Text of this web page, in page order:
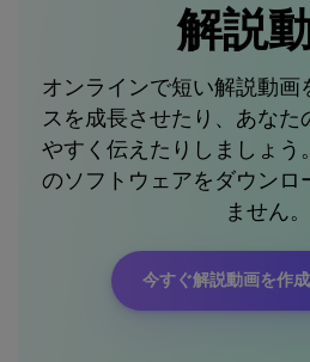
解説
オンラインで短い解説動画
スを成長させたり、あなた
やすく伝えたりしましょう
のソフトウェアをダウンロ
ません。
今すぐ解説動画を作